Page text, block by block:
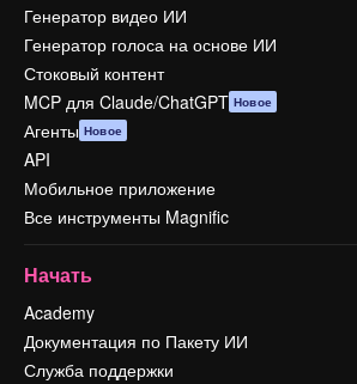
Генератор видео ИИ
Генератор голоса на основе ИИ
Стоковый контент
MCP для Claude/ChatGPT Новое
Агенты Новое
API
Мобильное приложение
Все инструменты Magnific
Начать
Academy
Документация по Пакету ИИ
Служба поддержки